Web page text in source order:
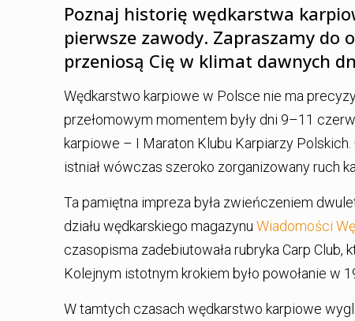
Poznaj historię wędkarstwa
pierwsze zawody. Zapraszamy do
przeniosą Cię w klimat dawnych
Wędkarstwo karpiowe w Polsce nie ma
przełomowym momentem były dni 9–11
karpiowe – I Maraton Klubu Karpiarzy
istniał wówczas szeroko zorganizowany ruch
Ta pamiętna impreza była zwieńczeniem
działu wędkarskiego magazynu Wiadomości
czasopisma zadebiutowała rubryka Carp
Kolejnym istotnym krokiem było powołanie w
W tamtych czasach wędkarstwo karpiowe